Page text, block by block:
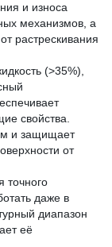
и износа
механизмов, а
растрескивания
(>35%),
свойства.
и защищает
от
точного
даже в
диапазон
её